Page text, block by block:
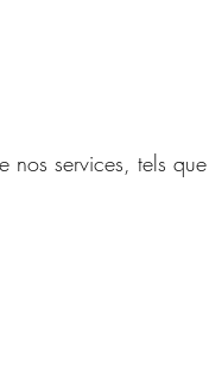
nos services, tels